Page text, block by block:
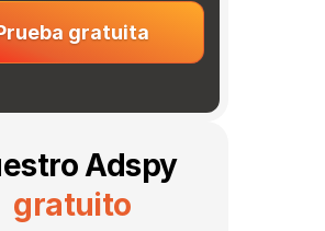
gratuita
Nuestro Adspy
gratuito